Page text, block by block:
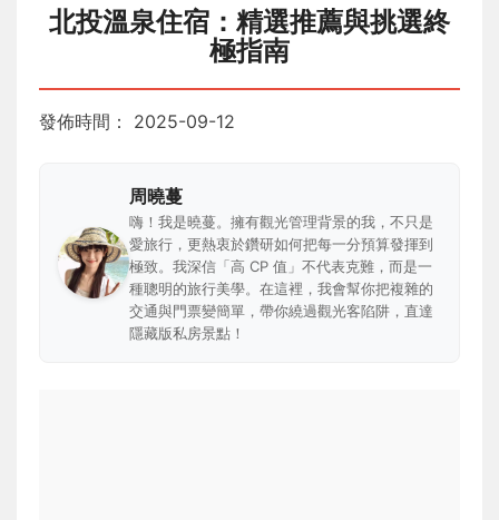
北投溫泉住宿：精選推薦與挑選終
極指南
發佈時間： 2025-09-12
周曉蔓
嗨！我是曉蔓。擁有觀光管理背景的我，不只是
愛旅行，更熱衷於鑽研如何把每一分預算發揮到
極致。我深信「高 CP 值」不代表克難，而是一
種聰明的旅行美學。在這裡，我會幫你把複雜的
交通與門票變簡單，帶你繞過觀光客陷阱，直達
隱藏版私房景點！